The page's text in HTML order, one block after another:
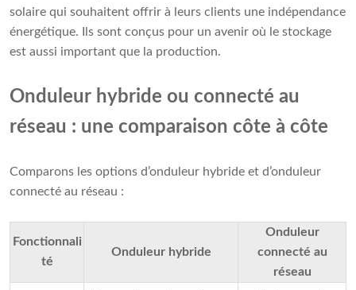
solaire qui souhaitent offrir à leurs clients une indépendance
énergétique. Ils sont conçus pour un avenir où le stockage
est aussi important que la production.
Onduleur hybride ou connecté au
réseau : une comparaison côte à côte
Comparons les options d’onduleur hybride et d’onduleur
connecté au réseau :
Fonctionnali
té
Onduleur hybride
Onduleur
connecté au
réseau